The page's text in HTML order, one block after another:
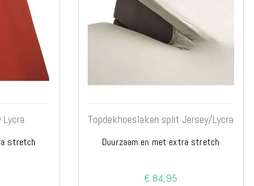
stretch
Topdekhoeslaken split Jersey/Lycra
Duurzaam en met extra stretch
€ 84,95